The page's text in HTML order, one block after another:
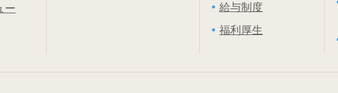
ー
給与制度
福利厚生